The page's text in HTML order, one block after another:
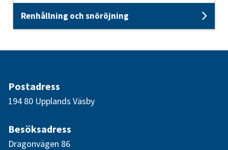
Renhållning och snöröjning
Postadress
194 80 Upplands Väsby
Besöksadress
Dragonvägen 86